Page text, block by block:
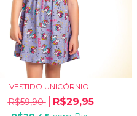
VESTIDO UNICÓRNIO
R$59,90 R$29,95